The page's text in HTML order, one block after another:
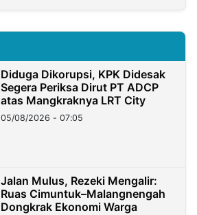
Diduga Dikorupsi, KPK Didesak
Segera Periksa Dirut PT ADCP
atas Mangkraknya LRT City
05/08/2026 - 07:05
Jalan Mulus, Rezeki Mengalir:
Ruas Cimuntuk–Malangnengah
Dongkrak Ekonomi Warga